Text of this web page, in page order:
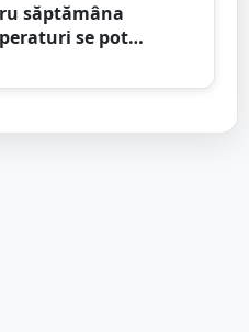
săptămâna
se pot